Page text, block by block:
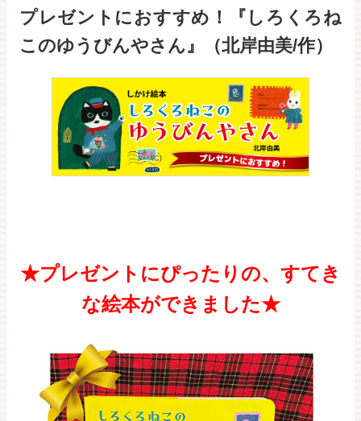
プレゼントにおすすめ！『しろくろね
このゆうびんやさん』（北岸由美/作）
★プレゼントにぴったりの、すてき
な絵本ができました★